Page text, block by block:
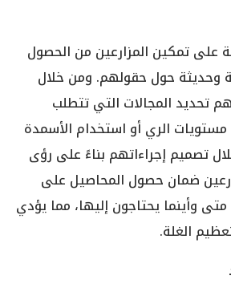
على تمكين المزارعين من الحصول
وحديثة حول حقولهم. ومن خلال
تحديد المجالات التي تتطلب
الري أو استخدام الأسمدة
تصميم إجراءاتهم بناءً على رؤى
ضمان حصول المحاصيل على
متى وأينما يحتاجون إليها، مما يؤدي
الغلة.